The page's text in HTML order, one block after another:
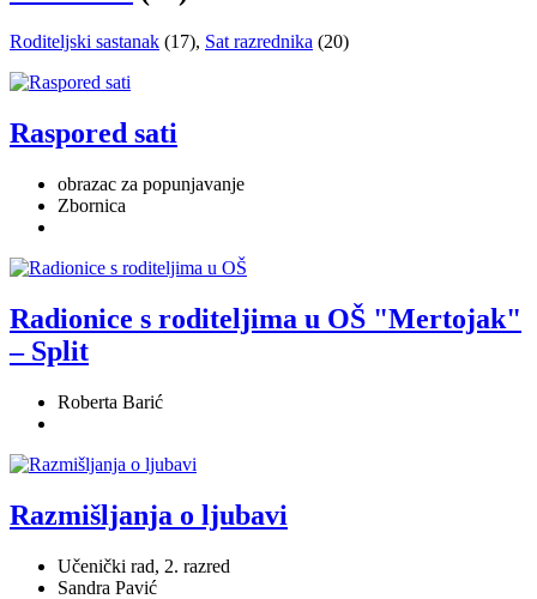
Roditeljski sastanak (17), Sat razrednika (20)
Raspored sati
obrazac za popunjavanje
Zbornica
Radionice s roditeljima u OŠ "Mertojak"
– Split
Roberta Barić
Razmišljanja o ljubavi
Učenički rad, 2. razred
Sandra Pavić